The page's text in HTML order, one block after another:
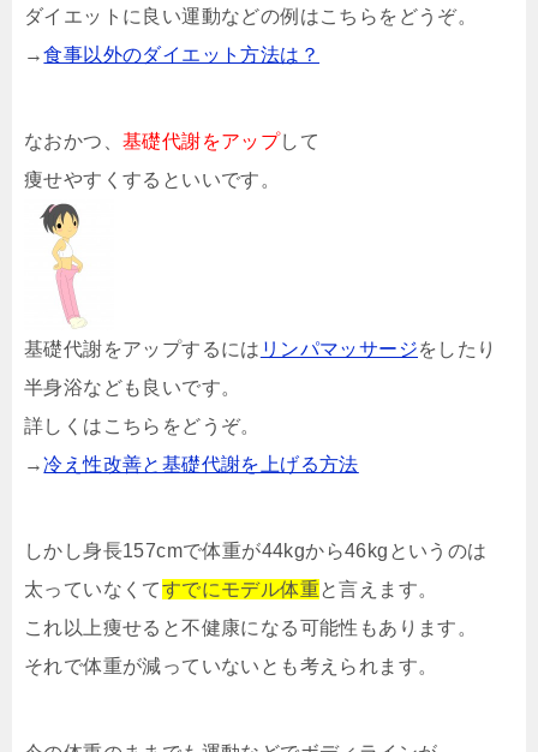
ダイエットに良い運動などの例はこちらをどうぞ。
→食事以外のダイエット方法は？
なおかつ、 基礎代謝をアップして
痩せやすくするといいです。
基礎代謝をアップするには リンパマッサージをしたり
半身浴なども良いです。
詳しくはこちらをどうぞ。
→冷え性改善と基礎代謝を上げる方法
しかし身長157cmで体重が44kgから46kgというのは
太っていなくてすでにモデル体重と言えます。
これ以上痩せると不健康になる可能性もあります。
それで体重が減っていないとも考えられます。